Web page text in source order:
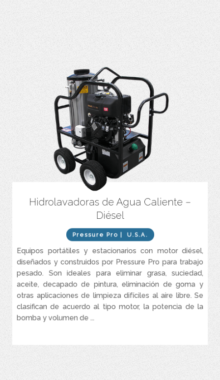
Hidrolavadoras de Agua Caliente –
Diésel
Pressure Pro| U.S.A.
Equipos portátiles y estacionarios con motor diésel,
diseñados y construidos por Pressure Pro para trabajo
pesado. Son ideales para eliminar grasa, suciedad,
aceite, decapado de pintura, eliminación de goma y
otras aplicaciones de limpieza difíciles al aire libre. Se
clasifican de acuerdo al tipo motor, la potencia de la
bomba y volumen de ...
Motor diésel.
Presiones entre 3.200 y 4.000 PSI.